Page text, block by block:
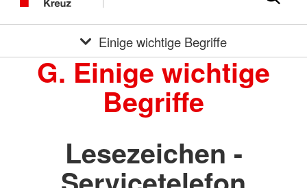
Einige wichtige Begriffe
G. Einige wichtige
Begriffe
Lesezeichen -